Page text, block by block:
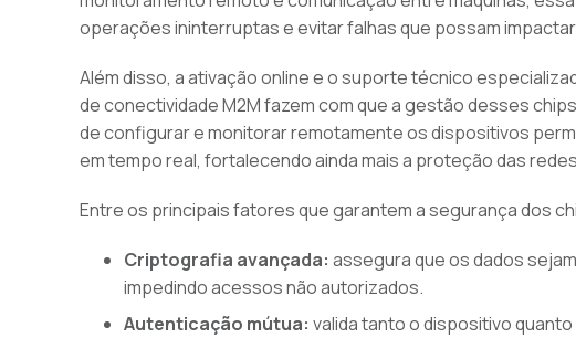
operações ininterruptas e evitar falhas que possam
Além disso, a ativação online e o suporte técnico
de conectividade M2M fazem com que a gestão desses
de configurar e monitorar remotamente os dispositivos
em tempo real, fortalecendo ainda mais a proteção das
Entre os principais fatores que garantem a segurança dos
Criptografia avançada: assegura que os dados
impedindo acessos não autorizados.
Autenticação mútua: valida tanto o dispositivo